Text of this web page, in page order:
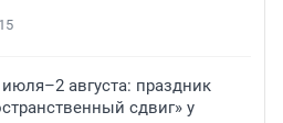
августа: праздник
сдвиг» у